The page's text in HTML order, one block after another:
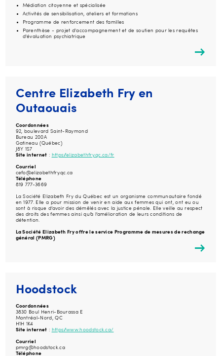
Médiation citoyenne et spécialisée
Activités de sensibilisation, ateliers et formations
Programme de renforcement des familles
Parenthèse - projet d'accompagnement et de soutien pour les requêtes
d'évaluation psychiatrique
Centre Elizabeth Fry en
Outaouais
Coordonnées
92, boulevard Saint-Raymond
Bureau 200A
Gatineau (Québec)
J8Y 1S7
Site internet : https://elizabethfry.qc.ca/fr
Courriel
cefo@elizabethfry.qc.ca
Téléphone
819 777-3669
La Société Elizabeth Fry du Québec est un organisme communautaire fondé
en 1977. Elle a pour mission de venir en aide aux femmes qui ont, ont eu ou
sont à risque d’avoir des démêlés avec la justice pénale. Elle veille au respect
des droits des femmes ainsi qu’à l’amélioration de leurs conditions de
détention.
La Société Elizabeth Fry offre le service Programme de mesures de rechange
général (PMRG)
Hoodstock
Coordonnées
3830 Boul Henri-Bourassa E
Montréal-Nord, QC
H1H 1K4
Site internet : https://www.hoodstock.ca/
Courriel
pmrg@hoodstock.ca
Téléphone